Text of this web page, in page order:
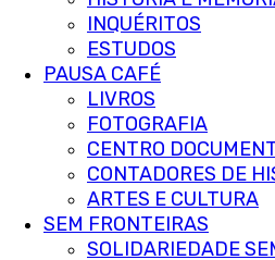
INQUÉRITOS
ESTUDOS
PAUSA CAFÉ
LIVROS
FOTOGRAFIA
CENTRO
CONTADORES DE
ARTES E CULTURA
SEM FRONTEIRAS
SOLIDARIEDADE